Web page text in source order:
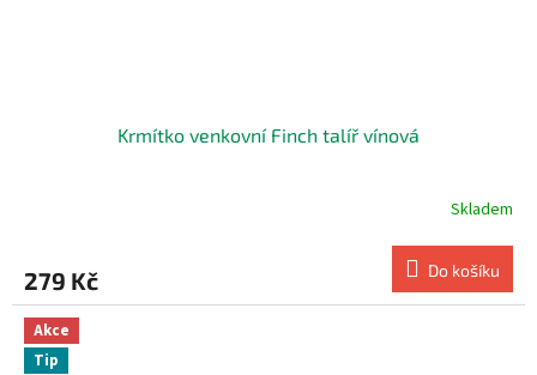
Krmítko venkovní Finch talíř vínová
Skladem
279 Kč Do košíku
Akce
Tip